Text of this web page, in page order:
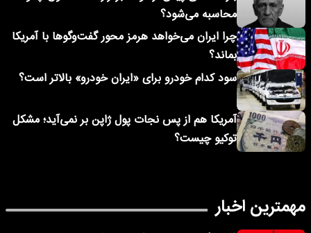
محاسبه می‌شود؟
چرا ایران می‌خواهد هرمز محور گفت‌وگوها با آمریکا
بماند؟
سود کدام خودرو برای «ایران خودرو» بالاتر است؟
آمریکا هم از پس نجات پول ژاپن بر نمی‌آید؛ مشکل
توکیو چیست؟
مهمترین اخبار